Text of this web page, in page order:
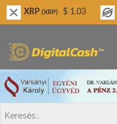
(XRP) $ 1.03 Stellar
Digitalcash.hu